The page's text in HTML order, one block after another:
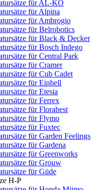
für AL-KO
für Alpina
für Ambrogio
für Belrobotics
für Black & Decker
für Bosch Indego
für Central Park
für Cramer
für Cub Cadet
für Einhell
für Etesia
für Ferrex
für Florabest
für Flymo
für Fuxtec
für Garden Feelings
für Gardena
für Greenworks
für Grouw
für Güde
H-P